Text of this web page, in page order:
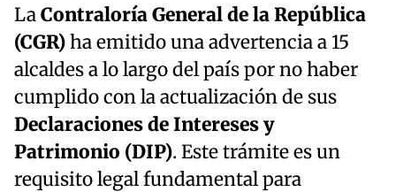
LaContraloría General de la República
(CGR)ha emitido una advertencia a 15
alcaldes a lo largo del país por no haber
cumplido con la actualización de sus
Declaraciones de Intereses y
Patrimonio (DIP). Este trámite es un
requisito legal fundamental para